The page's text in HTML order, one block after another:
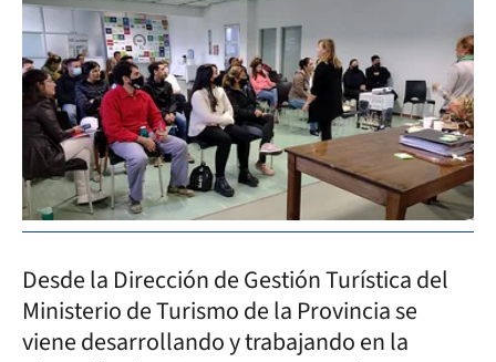
Desde la Dirección de Gestión Turística del
Ministerio de Turismo de la Provincia se
viene desarrollando y trabajando en la